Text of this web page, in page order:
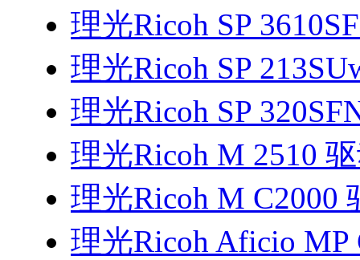
理光Ricoh SP
理光Ricoh SP
理光Ricoh SP
理光Ricoh M 2510
理光Ricoh M C2000
理光Ricoh Aficio MP